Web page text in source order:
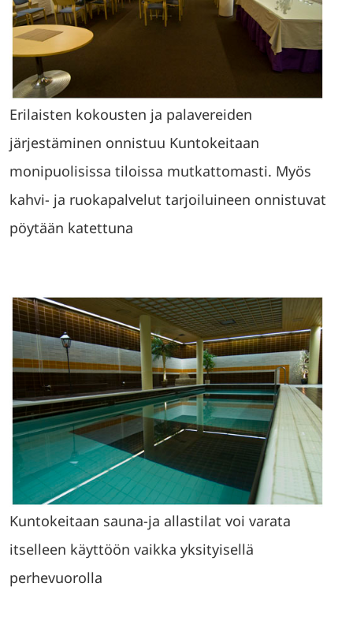
Erilaisten kokousten ja palavereiden
järjestäminen onnistuu Kuntokeitaan
monipuolisissa tiloissa mutkattomasti. Myös
kahvi- ja ruokapalvelut tarjoiluineen onnistuvat
pöytään katettuna
Kuntokeitaan sauna-ja allastilat voi varata
itselleen käyttöön vaikka yksityisellä
perhevuorolla